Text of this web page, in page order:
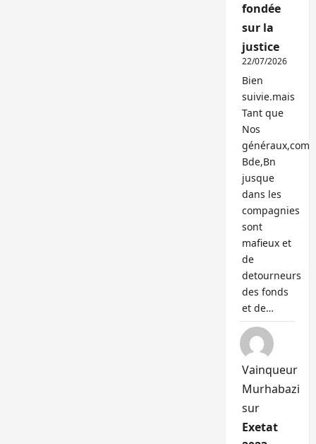
fondée
sur la
justice
22/07/2026
Bien
suivie.mais
Tant que
Nos
généraux,com
Bde,Bn
jusque
dans les
compagnies
sont
mafieux et
de
detourneurs
des fonds
et de…
Vainqueur
Murhabazi
sur
Exetat